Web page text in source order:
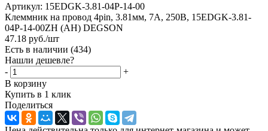
Артикул: 15EDGK-3.81-04P-14-00
Клеммник на провод 4pin, 3.81мм, 7А, 250В, 15EDGK-3.81-
04P-14-00ZH (AH) DEGSON
47.18 руб./шт
Есть в наличии (434)
Нашли дешевле?
-
+
В корзину
Купить в 1 клик
Поделиться